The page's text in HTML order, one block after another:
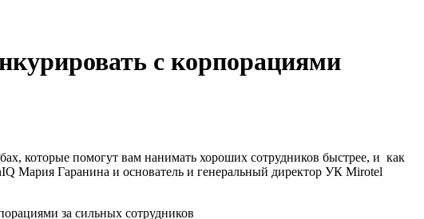
с корпорациями
которые помогут вам нанимать хороших сотрудников быстрее, и как
Мария Гаранина и основатель и генеральный директор УК Mirotel